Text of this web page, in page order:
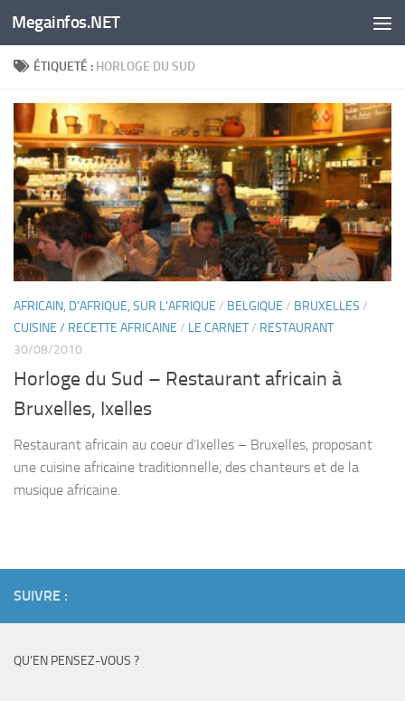
Skip to content
Megainfos.NET
ÉTIQUETÉ : HORLOGE DU SUD
AFRICAIN, D'AFRIQUE, SUR L'AFRIQUE / BELGIQUE / BRUXELLES /
CUISINE / RECETTE AFRICAINE / LE CARNET/ RESTAURANT
30/08/2010
Horloge du Sud – Restaurant africain à
Bruxelles, Ixelles
Restaurant africain au coeur d’Ixelles – Bruxelles, proposant
une cuisine africaine traditionnelle, des chanteurs et de la
musique africaine.
SUIVRE :
QU’EN PENSEZ-VOUS ?